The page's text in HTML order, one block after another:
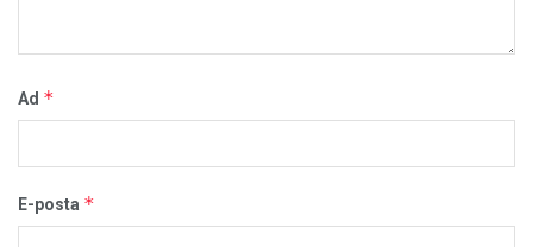
Ad *
E-posta *